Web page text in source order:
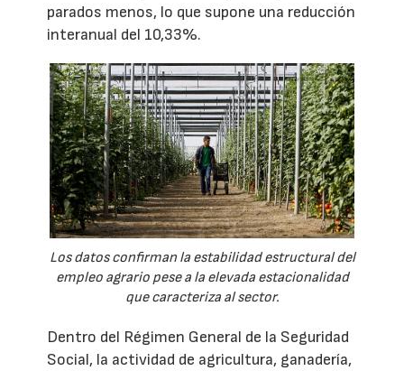
parados menos, lo que supone una reducción
interanual del 10,33%.
Los datos confirman la estabilidad estructural del
empleo agrario pese a la elevada estacionalidad
que caracteriza al sector.
Dentro del Régimen General de la Seguridad
Social, la actividad de agricultura, ganadería,